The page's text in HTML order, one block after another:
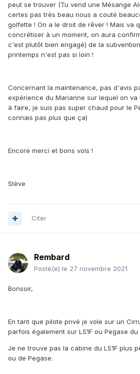
peut se trouver (Tu vend une Mésange
certes pas très beau nous a couté
golfette ! On a le droit de rêver ! Mais va
concrétiser à un moment, on aura
c'est plutôt bien engagé) de la
printemps n'est pas si loin !
Concernant la maintenance, pas d'avis
expérience du Marianne sur lequel on
à faire, je suis pas super chaud pour le
connais pas plus que ça)
Encore merci et bons vols !
Stève
Citer
Rembard
Posté(e) le 27 novembre 2021
Bonsoir,
En tant que pilote privé je vole sur un
parfois également sur LS1F ou Pegase du
Je ne trouve pas la cabine du LS1F plus
ou de Pegase.